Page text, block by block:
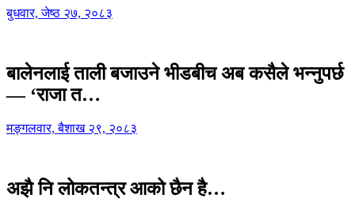
बुधवार, जेष्ठ २७, २०८३
बालेनलाई ताली बजाउने भीडबीच अब कसैले भन्नुपर्छ
— ‘राजा त…
मङ्गलवार, बैशाख २९, २०८३
अझै नि लोकतन्त्र आको छैन है…